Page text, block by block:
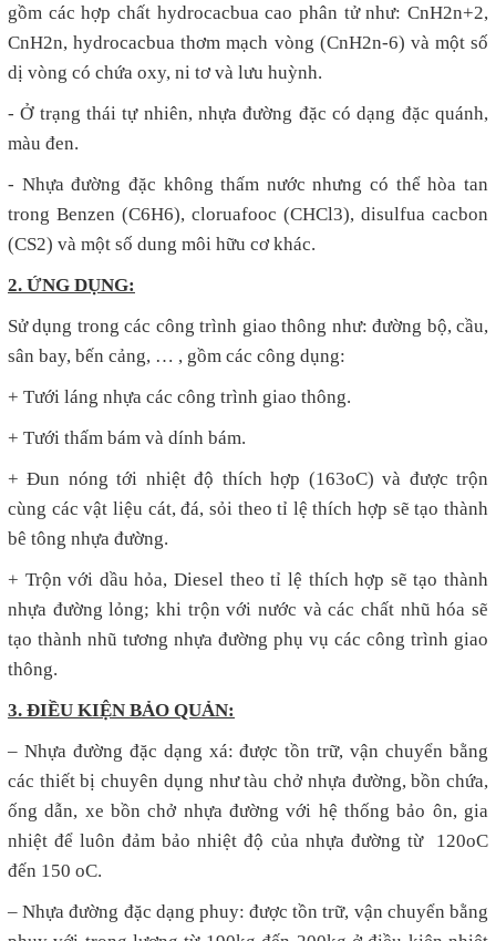
gồm các hợp chất hydrocacbua cao phân tử như: CnH2n+2,
CnH2n, hydrocacbua thơm mạch vòng (CnH2n-6) và một số
dị vòng có chứa oxy, ni tơ và lưu huỳnh.
- Ở trạng thái tự nhiên, nhựa đường đặc có dạng đặc quánh,
màu đen.
- Nhựa đường đặc không thấm nước nhưng có thể hòa tan
trong Benzen (C6H6), cloruafooc (CHCl3), disulfua cacbon
(CS2) và một số dung môi hữu cơ khác.
2. ỨNG DỤNG:
Sử dụng trong các công trình giao thông như: đường bộ, cầu,
sân bay, bến cảng, … , gồm các công dụng:
+ Tưới láng nhựa các công trình giao thông.
+ Tưới thấm bám và dính bám.
+ Đun nóng tới nhiệt độ thích hợp (163oC) và được trộn
cùng các vật liệu cát, đá, sỏi theo tỉ lệ thích hợp sẽ tạo thành
bê tông nhựa đường.
+ Trộn với dầu hỏa, Diesel theo tỉ lệ thích hợp sẽ tạo thành
nhựa đường lỏng; khi trộn với nước và các chất nhũ hóa sẽ
tạo thành nhũ tương nhựa đường phụ vụ các công trình giao
thông.
3. ĐIỀU KIỆN BẢO QUẢN:
– Nhựa đường đặc dạng xá: được tồn trữ, vận chuyển bằng
các thiết bị chuyên dụng như tàu chở nhựa đường, bồn chứa,
ống dẫn, xe bồn chở nhựa đường với hệ thống bảo ôn, gia
nhiệt để luôn đảm bảo nhiệt độ của nhựa đường từ 120oC
đến 150 oC.
– Nhựa đường đặc dạng phuy: được tồn trữ, vận chuyển bằng